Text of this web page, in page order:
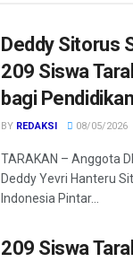
Deddy Sitorus
209 Siswa
bagi Pendidikan
BY REDAKSI 08/05/2026
TARAKAN – Anggota
Deddy Yevri Hanteru
Indonesia Pintar...
209 Siswa